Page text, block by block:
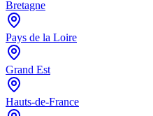
Bretagne
Pays de la Loire
Grand Est
Hauts-de-France